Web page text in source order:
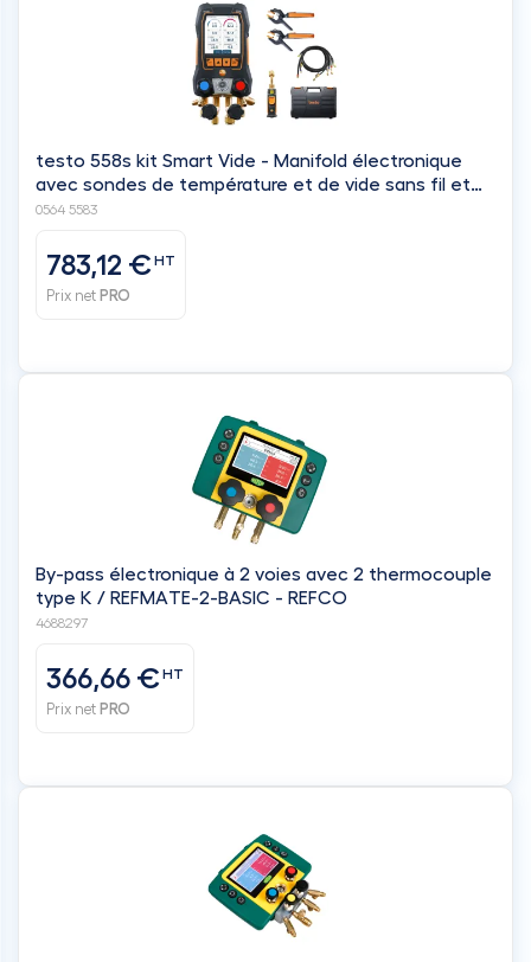
testo 558s kit Smart Vide - Manifold électronique
avec sondes de température et de vide sans fil et
jeu de 4 flexibles - TESTO
0564 5583
783,12 €HT
Prix net PRO
By-pass électronique à 2 voies avec 2 thermocouple
type K / REFMATE-2-BASIC - REFCO
4688297
366,66 €HT
Prix net PRO